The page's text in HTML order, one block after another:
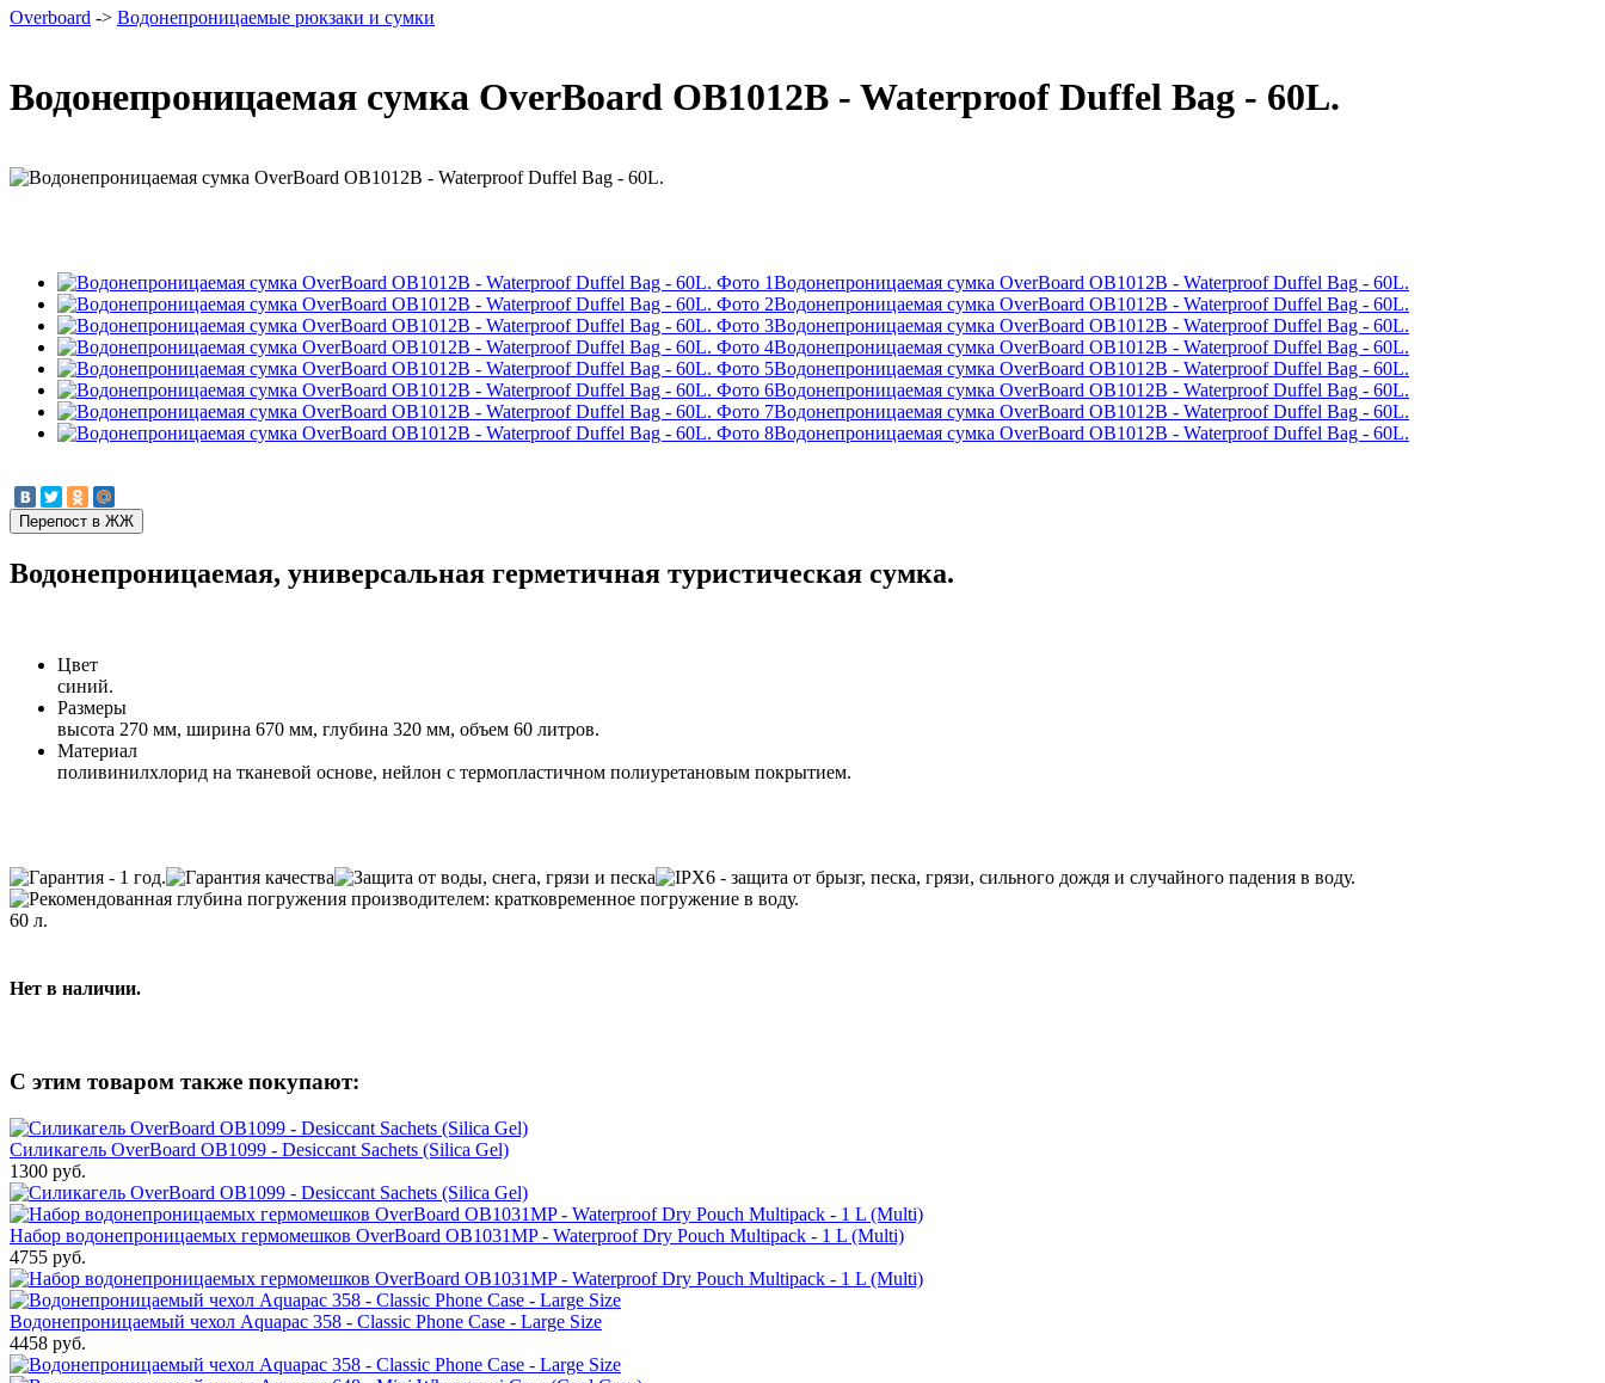
Overboard -> Водонепроницаемые рюкзаки и сумки
Водонепроницаемая сумка OverBoard OB1012B - Waterproof Duffel Bag - 60L.
Водонепроницаемая сумка OverBoard OB1012B - Waterproof Duffel Bag - 60L.
Водонепроницаемая сумка OverBoard OB1012B - Waterproof Duffel Bag - 60L.
Водонепроницаемая сумка OverBoard OB1012B - Waterproof Duffel Bag - 60L.
Водонепроницаемая сумка OverBoard OB1012B - Waterproof Duffel Bag - 60L.
Водонепроницаемая сумка OverBoard OB1012B - Waterproof Duffel Bag - 60L.
Водонепроницаемая сумка OverBoard OB1012B - Waterproof Duffel Bag - 60L.
Водонепроницаемая сумка OverBoard OB1012B - Waterproof Duffel Bag - 60L.
Водонепроницаемая сумка OverBoard OB1012B - Waterproof Duffel Bag - 60L.
Водонепроницаемая, универсальная герметичная туристическая сумка.
Цвет
синий.
Размеры
высота 270 мм, ширина 670 мм, глубина 320 мм, объем 60 литров.
Материал
поливинилхлорид на тканевой основе, нейлон с термопластичном полиуретановым покрытием.
60 л.
Нет в наличии.
С этим товаром также покупают:
Силикагель OverBoard OB1099 - Desiccant Sachets (Silica Gel)
1300 руб.
Набор водонепроницаемых гермомешков OverBoard OB1031MP - Waterproof Dry Pouch Multipack - 1 L (Multi)
4755 руб.
Водонепроницаемый чехол Aquapac 358 - Classic Phone Case - Large Size
4458 руб.